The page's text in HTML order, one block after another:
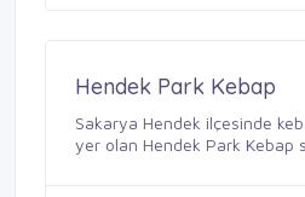
Hendek Park Kebap
Sakarya Hendek ilçesinde
yer olan Hendek Park Kebap